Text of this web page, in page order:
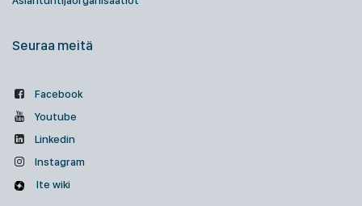
Seuraa meitä
Facebook
Youtube
Linkedin
Instagram
Ite wiki